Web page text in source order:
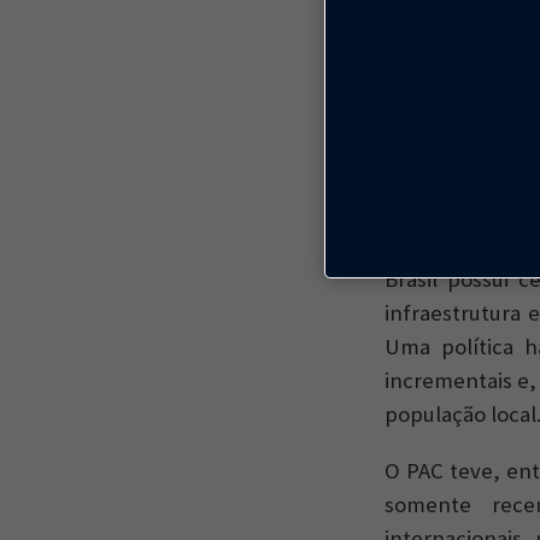
Brasil possui
infraestrutura
Uma política
incrementais
população local.
O PAC teve,
somente